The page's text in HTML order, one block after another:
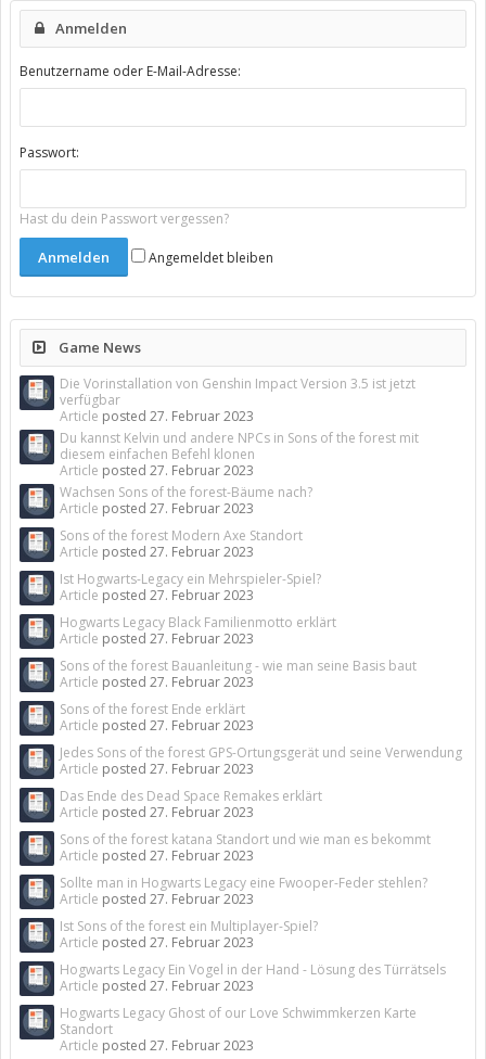
Anmelden
Benutzername oder E-Mail-Adresse:
Passwort:
Hast du dein Passwort vergessen?
Angemeldet bleiben
Game News
Die Vorinstallation von Genshin Impact Version 3.5 ist jetzt
verfügbar
Article posted 27. Februar 2023
Du kannst Kelvin und andere NPCs in Sons of the forest mit
diesem einfachen Befehl klonen
Article posted 27. Februar 2023
Wachsen Sons of the forest-Bäume nach?
Article posted 27. Februar 2023
Sons of the forest Modern Axe Standort
Article posted 27. Februar 2023
Ist Hogwarts-Legacy ein Mehrspieler-Spiel?
Article posted 27. Februar 2023
Hogwarts Legacy Black Familienmotto erklärt
Article posted 27. Februar 2023
Sons of the forest Bauanleitung - wie man seine Basis baut
Article posted 27. Februar 2023
Sons of the forest Ende erklärt
Article posted 27. Februar 2023
Jedes Sons of the forest GPS-Ortungsgerät und seine Verwendung
Article posted 27. Februar 2023
Das Ende des Dead Space Remakes erklärt
Article posted 27. Februar 2023
Sons of the forest katana Standort und wie man es bekommt
Article posted 27. Februar 2023
Sollte man in Hogwarts Legacy eine Fwooper-Feder stehlen?
Article posted 27. Februar 2023
Ist Sons of the forest ein Multiplayer-Spiel?
Article posted 27. Februar 2023
Hogwarts Legacy Ein Vogel in der Hand - Lösung des Türrätsels
Article posted 27. Februar 2023
Hogwarts Legacy Ghost of our Love Schwimmkerzen Karte
Standort
Article posted 27. Februar 2023